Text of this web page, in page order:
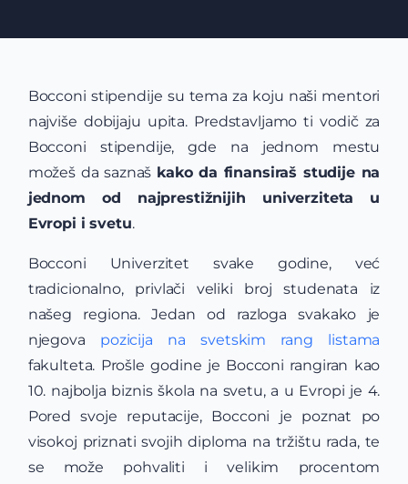
Bocconi stipendije su tema za koju naši mentori
najviše dobijaju upita. Predstavljamo ti vodič za
Bocconi stipendije, gde na jednom mestu
možeš da saznaš kako da finansiraš studije na
jednom od najprestižnijih univerziteta u
Evropi i svetu.
Bocconi Univerzitet svake godine, već
tradicionalno, privlači veliki broj studenata iz
našeg regiona. Jedan od razloga svakako je
njegova pozicija na svetskim rang listama
fakulteta. Prošle godine je Bocconi rangiran kao
10. najbolja biznis škola na svetu, a u Evropi je 4.
Pored svoje reputacije, Bocconi je poznat po
visokoj priznati svojih diploma na tržištu rada, te
se može pohvaliti i velikim procentom